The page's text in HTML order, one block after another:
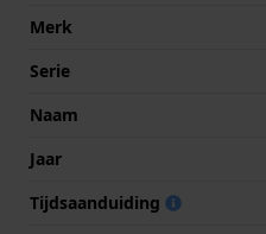
Merk
Serie
Naam
Jaar
Tijdsaanduiding